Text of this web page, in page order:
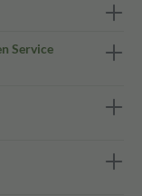
Service